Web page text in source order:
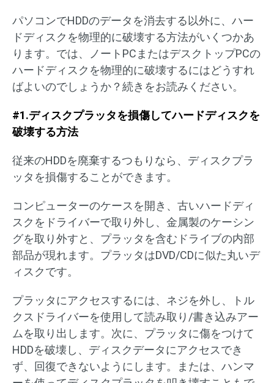
パソコンでHDDのデータを消去する以外に、ハー
ドディスクを物理的に破壊する方法がいくつかあ
ります。では、ノートPCまたはデスクトップPCの
ハードディスクを物理的に破壊するにはどうすれ
ばよいのでしょうか？続きをお読みください。
#1.ディスクプラッタを損傷してハードディスクを
破壊する方法
従来のHDDを廃棄するつもりなら、ディスクプラ
ッタを損傷することができます。
コンピューターのケースを開き、古いハードディ
スクをドライバーで取り外し、金属製のケーシン
グを取り外すと、プラッタを含むドライブの内部
部品が現れます。プラッタはDVD/CDに似た丸いデ
ィスクです。
プラッタにアクセスするには、ネジを外し、トル
クスドライバーを使用して読み取り/書き込みアー
ムを取り出します。次に、プラッタに傷をつけて
HDDを破壊し、ディスクデータにアクセスでき
ず、回復できないようにします。または、ハンマ